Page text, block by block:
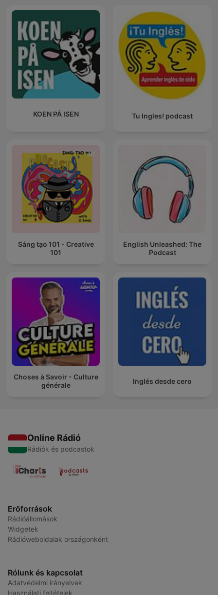
KOEN PÅ ISEN Tu Ingles! podcast
Sáng tạo 101 - Creative
101
English Unleashed: The
Podcast
Choses à Savoir - Culture
générale
Inglés desde cero
Online Rádió
Rádiók és podcastok
Erőforrások
Rádióállomások
Widgetek
Rádióweboldalak országonként
Rólunk és kapcsolat
Adatvédelmi irányelvek
Használati feltételek